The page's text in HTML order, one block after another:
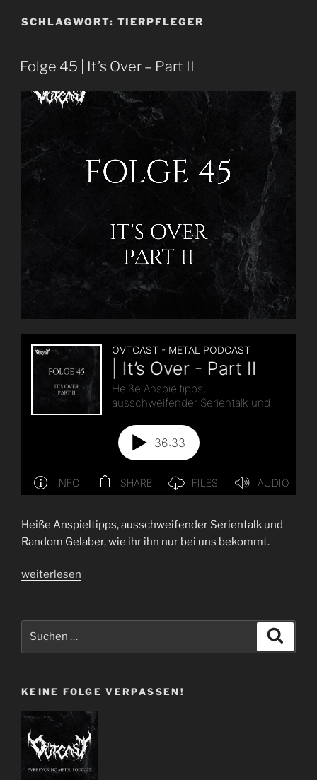
SCHLAGWORT: TIERPFLEGER
Folge 45 | It’s Over – Part II
Heiße Anspieltipps, ausschweifender Serientalk und
Random Gelaber, wie ihr ihn nur bei uns bekommt.
„Folge
It’s
Over
II“
weiterlesen
KEINE FOLGE VERPASSEN!